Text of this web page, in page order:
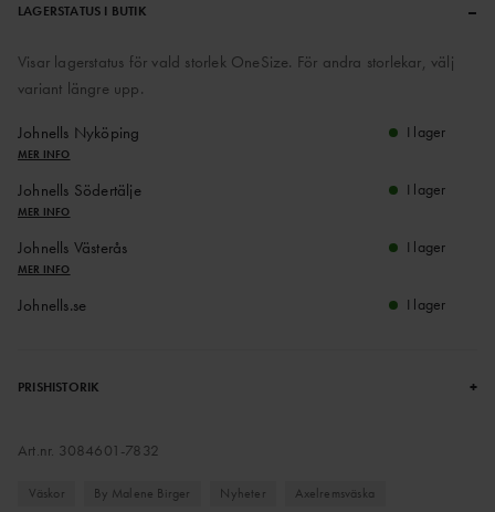
LAGERSTATUS I BUTIK –
Visar lagerstatus för vald storlek OneSize. För andra storlekar, välj
variant längre upp.
Johnells Nyköping
MER INFO
I lager
Johnells Södertälje
MER INFO
I lager
Johnells Västerås
MER INFO
I lager
Johnells.se I lager
PRISHISTORIK +
Art.nr. 3084601-7832
Väskor By Malene Birger Nyheter Axelremsväska